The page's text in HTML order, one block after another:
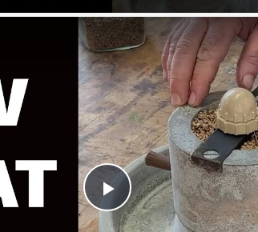
Play